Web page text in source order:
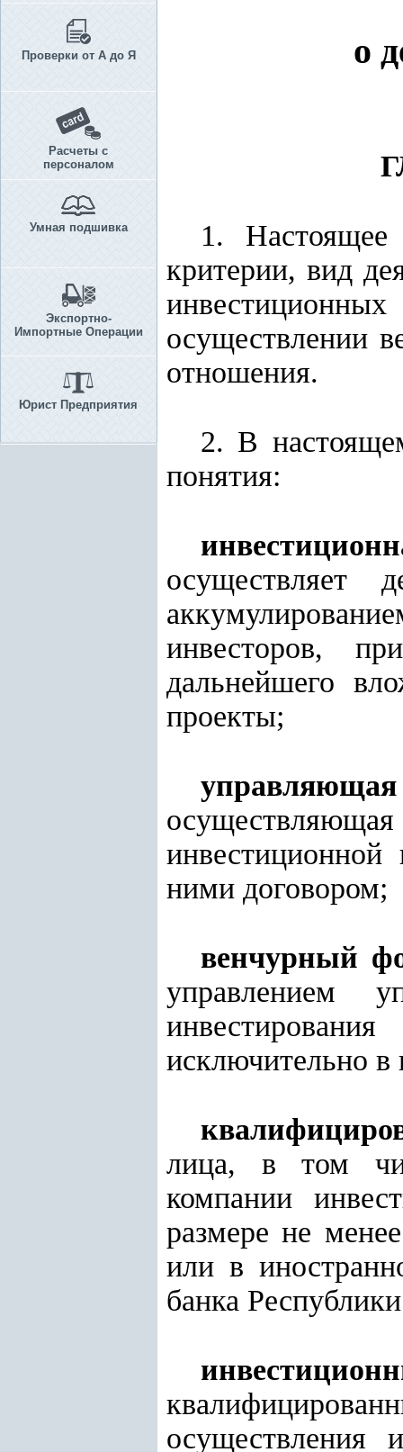
Проверки от А до Я
Расчеты с
персоналом
Умная подшивка
Экспортно-
Импортные Операции
Юрист Предприятия
о
1. Настоящее
критерии, вид
осуществлении
отношения.
2. В
понятия:
осуществляет
инвесторов,
дальнейшего
проекты;
ними договором;
венчурный
управлением
исключительно в
лица, в том
компании
размере не
или в
банка
осуществления